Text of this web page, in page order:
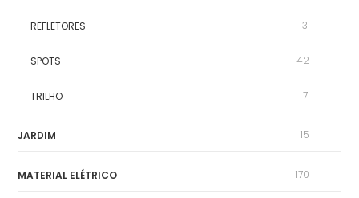
REFLETORES 3
SPOTS 42
TRILHO 7
JARDIM 15
MATERIAL ELÉTRICO 170